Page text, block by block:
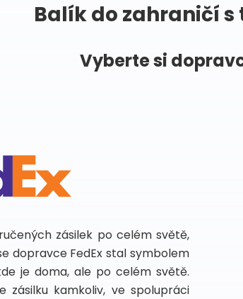
Balík do zahraničí
Vyberte si
zásilek po celém světě,
dopravce FedEx stal symbolem
je doma, ale po celém světě.
kamkoliv, ve spolupráci